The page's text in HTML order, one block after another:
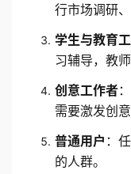
行市场调研
学生与教育
习辅导，教
创意工作者
需要激发创意
普通用户 ：
的人群。